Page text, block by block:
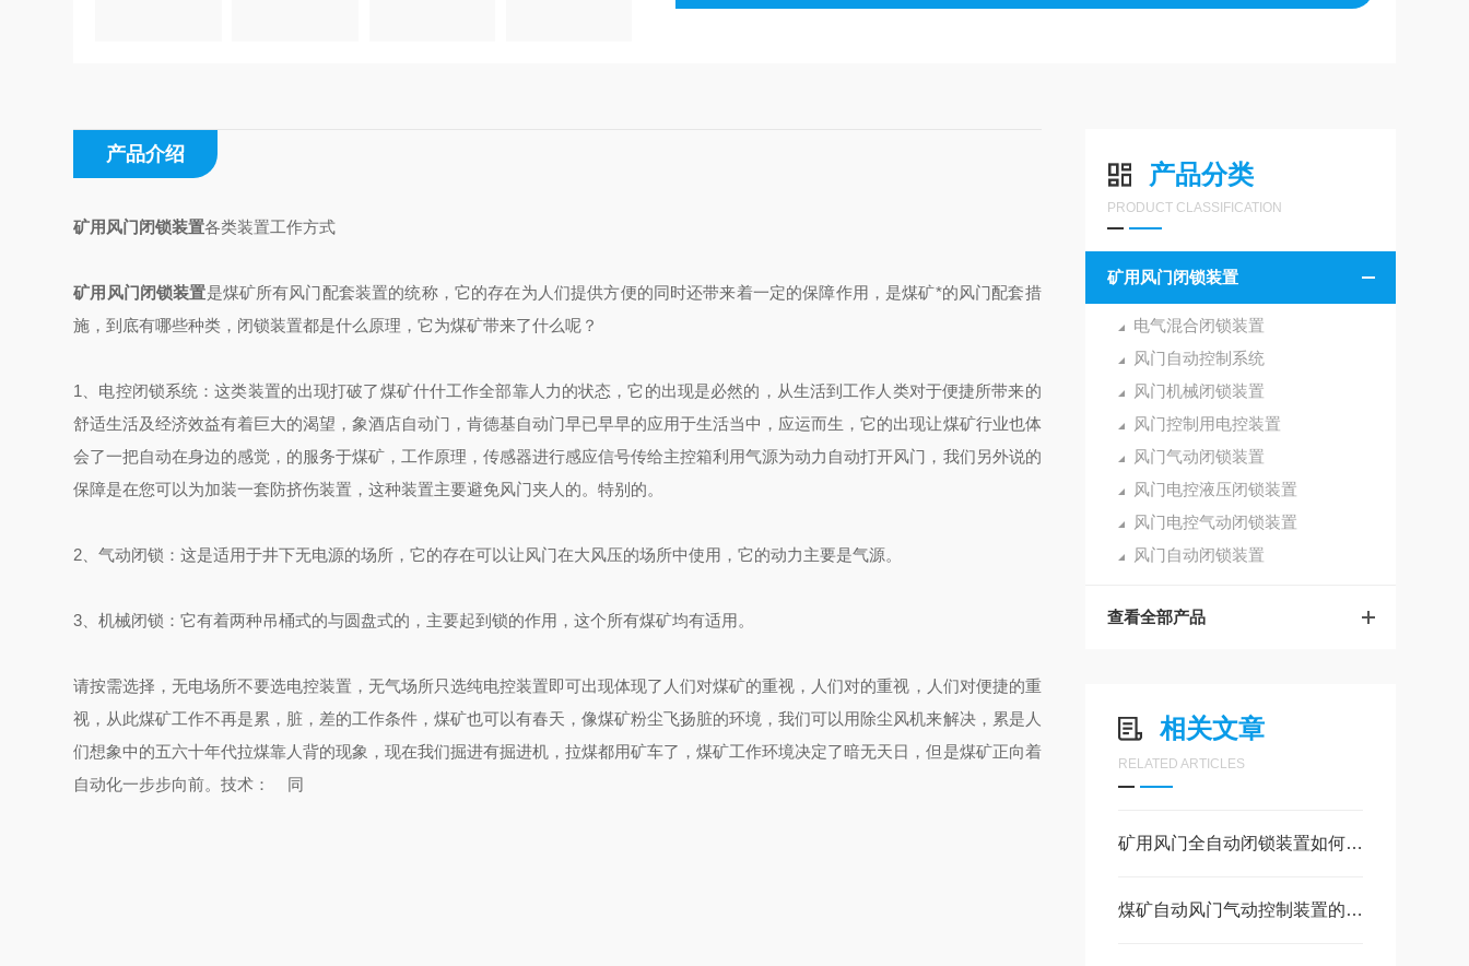
产品分类
PRODUCT CLASSIFICATION
矿用风门闭锁装置
电气混合闭锁装置
风门自动控制系统
风门机械闭锁装置
风门控制用电控装置
风门气动闭锁装置
风门电控液压闭锁装置
风门电控气动闭锁装置
风门自动闭锁装置
查看全部产品
相关文章
RELATED ARTICLES
矿用风门全自动闭锁装置如何安装
煤矿自动风门气动控制装置的工作原理及核心优势
产品介绍
矿用风门闭锁装置各类装置工作方式
矿用风门闭锁装置是煤矿所有风门配套装置的统称，它的存在为人们提供方便的同时还带来着一定的保障作用，是煤矿*的风门配套措
施，到底有哪些种类，闭锁装置都是什么原理，它为煤矿带来了什么呢？
1、电控闭锁系统：这类装置的出现打破了煤矿什什工作全部靠人力的状态，它的出现是必然的，从生活到工作人类对于便捷所带来的
舒适生活及经济效益有着巨大的渴望，象酒店自动门，肯德基自动门早已早早的应用于生活当中，应运而生，它的出现让煤矿行业也体
会了一把自动在身边的感觉，的服务于煤矿，工作原理，传感器进行感应信号传给主控箱利用气源为动力自动打开风门，我们另外说的
保障是在您可以为加装一套防挤伤装置，这种装置主要避免风门夹人的。特别的。
2、气动闭锁：这是适用于井下无电源的场所，它的存在可以让风门在大风压的场所中使用，它的动力主要是气源。
3、机械闭锁：它有着两种吊桶式的与圆盘式的，主要起到锁的作用，这个所有煤矿均有适用。
请按需选择，无电场所不要选电控装置，无气场所只选纯电控装置即可出现体现了人们对煤矿的重视，人们对的重视，人们对便捷的重
视，从此煤矿工作不再是累，脏，差的工作条件，煤矿也可以有春天，像煤矿粉尘飞扬脏的环境，我们可以用除尘风机来解决，累是人
们想象中的五六十年代拉煤靠人背的现象，现在我们掘进有掘进机，拉煤都用矿车了，煤矿工作环境决定了暗无天日，但是煤矿正向着
自动化一步步向前。技术：
同